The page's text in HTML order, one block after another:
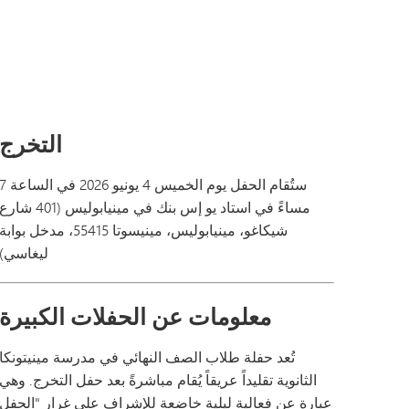
المركز
مواقف
امتحانات نهاية الفصل الدراسي
منشورات الطلاب
العمل التطوعي للطلاب
التخرج
ستُقام الحفل يوم الخميس 4 يونيو 2026 في الساعة 7
مساءً في استاد يو إس بنك في مينيابوليس (401 شارع
شيكاغو، مينيابوليس، مينيسوتا 55415، مدخل بوابة
ليغاسي)
معلومات عن الحفلات الكبيرة
تُعد حفلة طلاب الصف النهائي في مدرسة مينيتونكا
الثانوية تقليداً عريقاً يُقام مباشرةً بعد حفل التخرج. وهي
عبارة عن فعالية ليلية خاضعة للإشراف على غرار "الحفل